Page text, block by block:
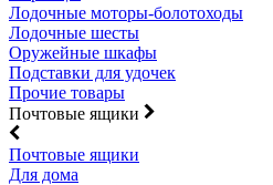
Лодочные моторы-болотоходы
Лодочные шесты
Оружейные шкафы
Подставки для удочек
Прочие товары
Почтовые ящики
Почтовые ящики
Для дома